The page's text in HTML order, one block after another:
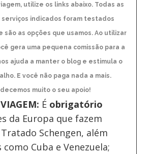
utilize os links abaixo. Todas as
serviços indicados foram testados
são as opções que usamos. Ao utilizar
gera uma pequena comissão para a
ajuda a manter o blog e estimula o
E você não paga nada a mais.
muito o seu apoio!
É obrigatório
da Europa que fazem
Schengen, além
como Cuba e Venezuela;